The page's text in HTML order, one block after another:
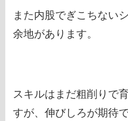
また内股でぎこちない
余地があります。
スキルはまだ粗削りで
すが、伸びしろが期待で